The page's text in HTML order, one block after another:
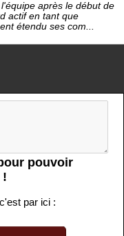
après le début de
actif en tant que
étendu ses com...
pouvoir
!
par ici :